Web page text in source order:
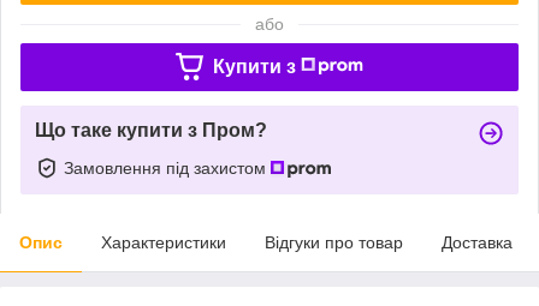
або
Купити з
Що таке купити з Пром?
Замовлення під захистом
Опис Характеристики Відгуки про товар Доставка